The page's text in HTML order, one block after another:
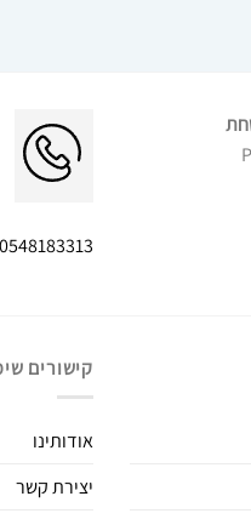
0548183313
קישורים
אודותינו
יצירת קשר